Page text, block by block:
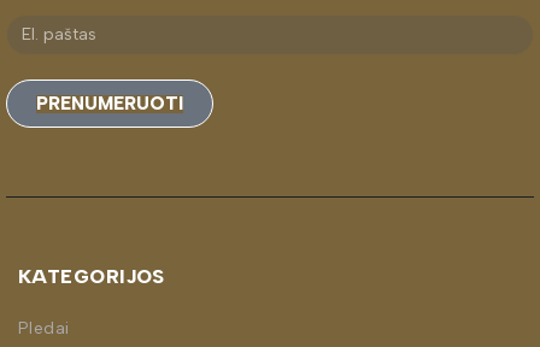
PRENUMERUOTI
KATEGORIJOS
Pledai